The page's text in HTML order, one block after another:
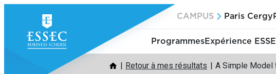
contenu
CAMPUS Paris Cergy
ProgrammesExpérience
Retour à mes résultats A Simple Model